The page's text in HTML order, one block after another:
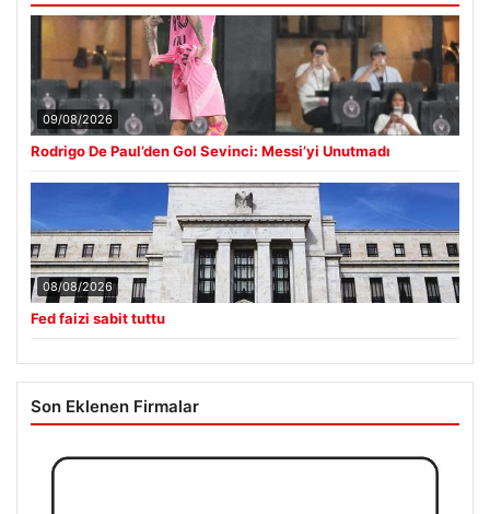
09/08/2026
Rodrigo De Paul’den Gol Sevinci: Messi’yi Unutmadı
08/08/2026
Fed faizi sabit tuttu
Son Eklenen Firmalar